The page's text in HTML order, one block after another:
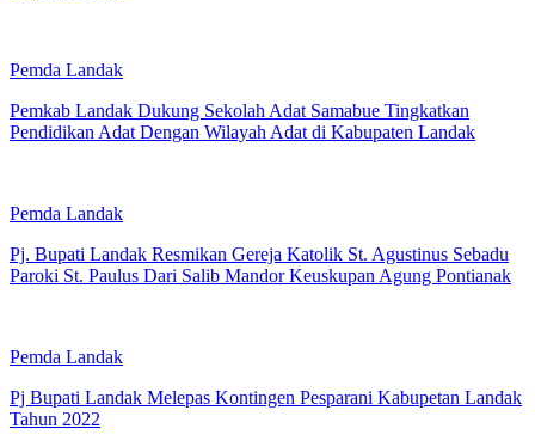
Pemda Landak
Pemkab Landak Dukung Sekolah Adat Samabue Tingkatkan
Pendidikan Adat Dengan Wilayah Adat di Kabupaten Landak
Pemda Landak
Pj. Bupati Landak Resmikan Gereja Katolik St. Agustinus Sebadu
Paroki St. Paulus Dari Salib Mandor Keuskupan Agung Pontianak
Pemda Landak
Pj Bupati Landak Melepas Kontingen Pesparani Kabupetan Landak
Tahun 2022